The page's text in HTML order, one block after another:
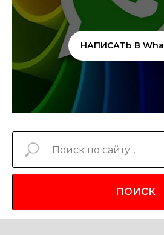
НАПИСАТЬ В
ПОИСК